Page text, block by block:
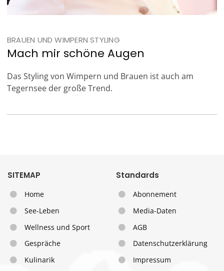
BRAUEN UND WIMPERN STYLING
Mach mir schöne Augen
Das Styling von Wimpern und Brauen ist auch am
Tegernsee der große Trend.
SITEMAP
Home
See-Leben
Wellness und Sport
Gespräche
Kulinarik
Standards
Abonnement
Media-Daten
AGB
Datenschutzerklärung
Impressum